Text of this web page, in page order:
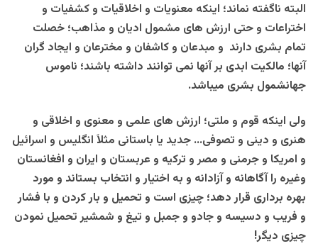
البته ناگفته نماند؛ اینکه معنویات و اخلاقیات و کشفیات و
اختراعات و حتی ارزش های مشمول ادیان و مذاهب؛ خصلت
تمام بشری دارند و مبدعان و کاشفان و مخترعان و ایجاد گران
آنها؛ مالکیت ابدی بر آنها نمی توانند داشته باشند؛ ناموس
جهانشمول بشری میباشد.
ولی اینکه قوم و ملتی؛ ارزش های علمی و معنوی و اخلاقی و
هنری و دینی و تصوفی… جدید یا باستانی مثلاَ انگلیس و اسرائیل
و امریکا و جرمنی و مصر و ترکیه و عربستان و ایران و افغانستان
وغیره را آگاهانه و آزادانه و به اختیار و انتخاب بستاند و مورد
بهره برداری قرار دهد؛ چیزی است و تحمیل و بار کردن و با فشار
و فریب و دسیسه و جادو و جمبل و تیغ و شمشیر تحمیل نمودن
چیزی دیگر!